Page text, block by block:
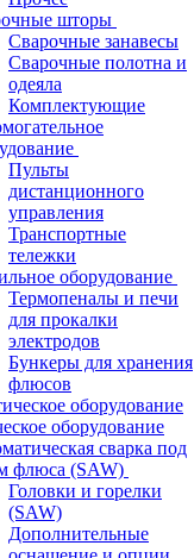
шторы
Сварочные занавесы
Сварочные полотна и
одеяла
Комплектующие
Пульты
дистанционного
управления
Транспортные
тележки
оборудование
Термопеналы и печи
для прокалки
электродов
Бункеры для хранения
флюсов
оборудование
сварка под
флюса (SAW)
Головки и горелки
(SAW)
Дополнительные